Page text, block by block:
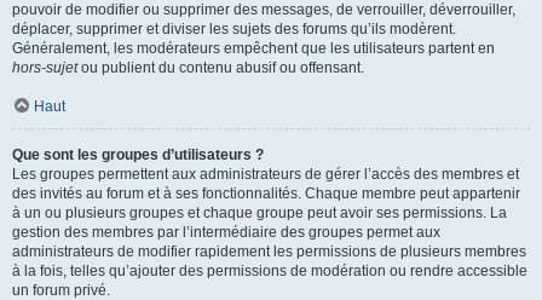
pouvoir de modifier ou supprimer des messages, de verrouiller, déverrouiller,
déplacer, supprimer et diviser les sujets des forums qu’ils modèrent.
Généralement, les modérateurs empêchent que les utilisateurs partent en
hors-sujetou publient du contenu abusif ou offensant.
Haut
Que sont les groupes d’utilisateurs ?
Les groupes permettent aux administrateurs de gérer l’accès des membres et
des invités au forum et à ses fonctionnalités. Chaque membre peut appartenir
à un ou plusieurs groupes et chaque groupe peut avoir ses permissions. La
gestion des membres par l’intermédiaire des groupes permet aux
administrateurs de modifier rapidement les permissions de plusieurs membres
à la fois, telles qu’ajouter des permissions de modération ou rendre accessible
un forum privé.